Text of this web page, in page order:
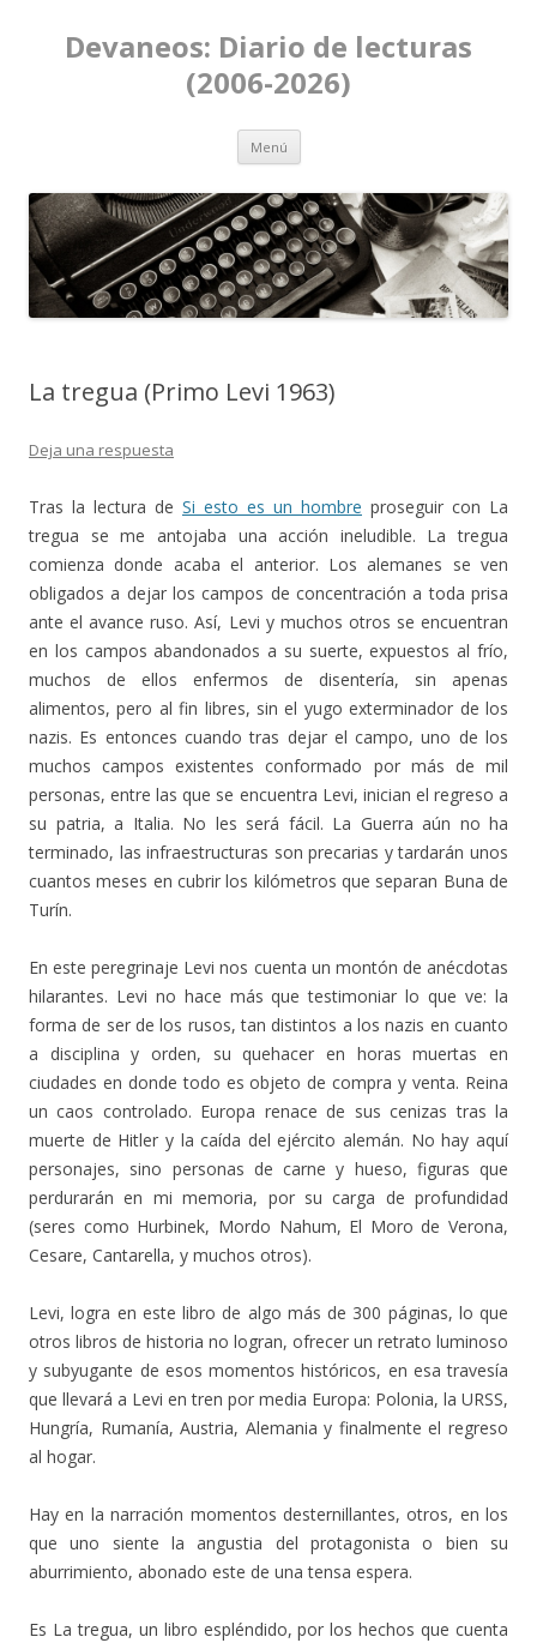
Devaneos: Diario de lecturas
(2006-2026)
Menú Ir al contenido
La tregua (Primo Levi 1963)
Deja una respuesta
Tras la lectura de Si esto es un hombre proseguir con La
tregua se me antojaba una acción ineludible. La tregua
comienza donde acaba el anterior. Los alemanes se ven
obligados a dejar los campos de concentración a toda prisa
ante el avance ruso. Así, Levi y muchos otros se encuentran
en los campos abandonados a su suerte, expuestos al frío,
muchos de ellos enfermos de disentería, sin apenas
alimentos, pero al fin libres, sin el yugo exterminador de los
nazis. Es entonces cuando tras dejar el campo, uno de los
muchos campos existentes conformado por más de mil
personas, entre las que se encuentra Levi, inician el regreso a
su patria, a Italia. No les será fácil. La Guerra aún no ha
terminado, las infraestructuras son precarias y tardarán unos
cuantos meses en cubrir los kilómetros que separan Buna de
Turín.
En este peregrinaje Levi nos cuenta un montón de anécdotas
hilarantes. Levi no hace más que testimoniar lo que ve: la
forma de ser de los rusos, tan distintos a los nazis en cuanto
a disciplina y orden, su quehacer en horas muertas en
ciudades en donde todo es objeto de compra y venta. Reina
un caos controlado. Europa renace de sus cenizas tras la
muerte de Hitler y la caída del ejército alemán. No hay aquí
personajes, sino personas de carne y hueso, figuras que
perdurarán en mi memoria, por su carga de profundidad
(seres como Hurbinek, Mordo Nahum, El Moro de Verona,
Cesare, Cantarella, y muchos otros).
Levi, logra en este libro de algo más de 300 páginas, lo que
otros libros de historia no logran, ofrecer un retrato luminoso
y subyugante de esos momentos históricos, en esa travesía
que llevará a Levi en tren por media Europa: Polonia, la URSS,
Hungría, Rumanía, Austria, Alemania y finalmente el regreso
al hogar.
Hay en la narración momentos desternillantes, otros, en los
que uno siente la angustia del protagonista o bien su
aburrimiento, abonado este de una tensa espera.
Es La tregua, un libro espléndido, por los hechos que cuenta